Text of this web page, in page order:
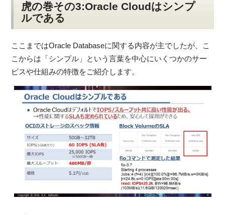
虎の巻その3:Oracle Cloudはシンプ
ルである
ここまではOracle Databaseに関する内容が主でしたが、こ
こからは「シンプル」という言葉を中心にいくつかのサー
ビスや仕組みの特徴をご紹介します。